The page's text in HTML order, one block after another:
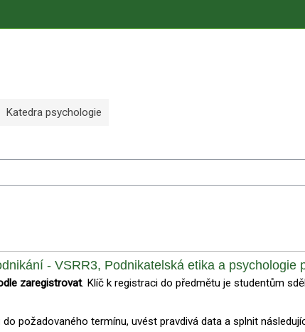
Katedra psychologie
- VSRR3, Podnikatelská etika a psychologie
zaregistrovat. Klíč k registraci do předmětu je studentům
požadovaného termínu, uvést pravdivá data a splnit